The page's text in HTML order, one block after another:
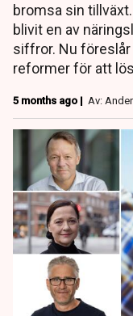
bromsa sin
blivit en av
siffror. Nu
reformer för att
5 months ago | Av: